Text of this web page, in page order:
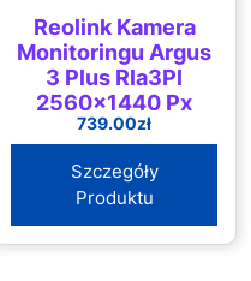
Reolink Kamera
Monitoringu Argus
3 Plus Rla3Pl
2560×1440 Px
Wlan
739.00zł
Szczegóły
Produktu